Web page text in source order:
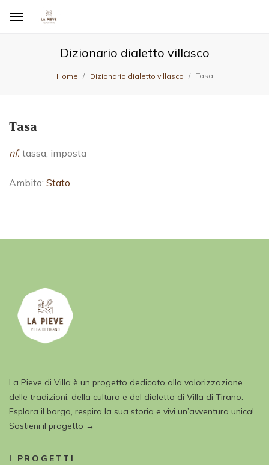
Dizionario dialetto villasco
Home Dizionario dialetto villasco Tasa
Tasa
nf. tassa, imposta
Ambito: Stato
La Pieve di Villa è un progetto dedicato alla valorizzazione
delle tradizioni, della cultura e del dialetto di Villa di Tirano.
Esplora il borgo, respira la sua storia e vivi un’avventura unica!
Sostieni il progetto →
I PROGETTI